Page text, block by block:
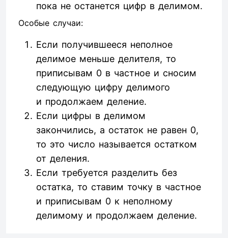
пока не останется цифр в делимом.
Особые случаи:
Если получившееся неполное
делимое меньше делителя, то
приписывам 0 в частное и сносим
следующую цифру делимого
и продолжаем деление.
Если цифры в делимом
закончились, а остаток не равен 0,
то это число называется остатком
от деления.
Если требуется разделить без
остатка, то ставим точку в частное
и приписывам 0 к неполному
делимому и продолжаем деление.